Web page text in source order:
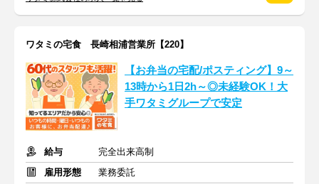
ワタミの宅食 長崎相浦営業所【220】
【お弁当の宅配/ポスティング】9～
13時から1日2h～◎未経験OK！大
手ワタミグループで安定
給与
完全出来高制
雇用形態
業務委託